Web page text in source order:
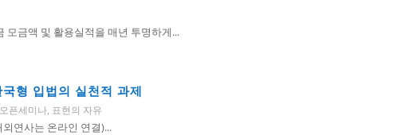
금액 및 활용실적을 매년 투명하게...
형 입법의 실천적 과제
오픈세미나, 표현의 자유
연사는 온라인 연결)...